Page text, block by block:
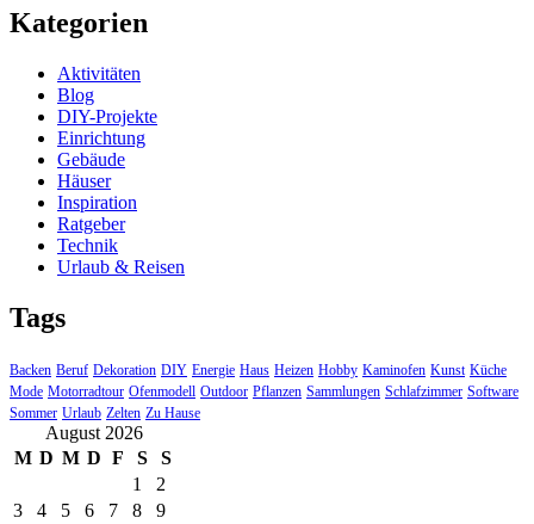
Kategorien
Aktivitäten
Blog
DIY-Projekte
Einrichtung
Gebäude
Häuser
Inspiration
Ratgeber
Technik
Urlaub & Reisen
Tags
Backen Beruf Dekoration DIY Energie Haus Heizen Hobby Kaminofen Kunst Küche
Mode Motorradtour Ofenmodell Outdoor Pflanzen Sammlungen Schlafzimmer Software
Sommer Urlaub Zelten Zu Hause
August 2026
M D M D F S
S
1
2
3
4 5 6 7 8
9